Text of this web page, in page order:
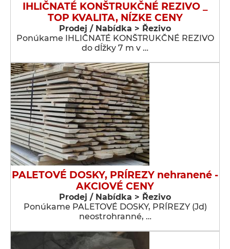
IHLIČNATÉ KONŠTRUKČNÉ REZIVO _
TOP KVALITA, NÍZKE CENY
Prodej / Nabídka > Řezivo
Ponúkame IHLIČNATÉ KONŠTRUKČNÉ REZIVO
do dĺžky 7 m v …
PALETOVÉ DOSKY, PRÍREZY nehranené -
AKCIOVÉ CENY
Prodej / Nabídka > Řezivo
Ponúkame PALETOVÉ DOSKY, PRÍREZY (Jd)
neostrohranné, …